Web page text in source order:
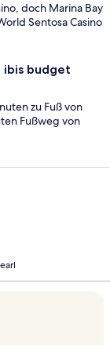
doch Marina Bay
Sentosa Casino
ibis budget
zu Fuß von
Fußweg von